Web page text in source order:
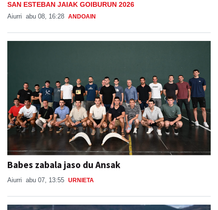
SAN ESTEBAN JAIAK GOIBURUN 2026
Aiurri abu 08, 16:28 ANDOAIN
Babes zabala jaso du Ansak
Aiurri abu 07, 13:55 URNIETA